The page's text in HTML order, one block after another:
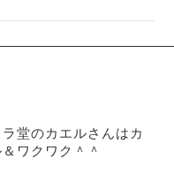
堂のカエルさんはカ
ワクワク＾＾